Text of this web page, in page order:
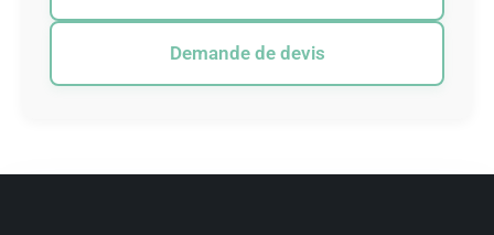
Demande de devis